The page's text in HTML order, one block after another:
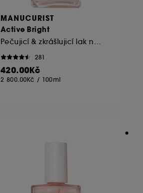
MANUCURIST
Active Bright
Pečujicí & zkrášlujicí lak na nehty
281
420.00Kč
2 800.00Kč / 100ml